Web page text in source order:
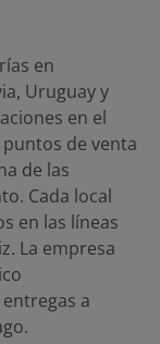
en
Uruguay y
en el
puntos de venta
de las
Cada local
en las líneas
La empresa
a